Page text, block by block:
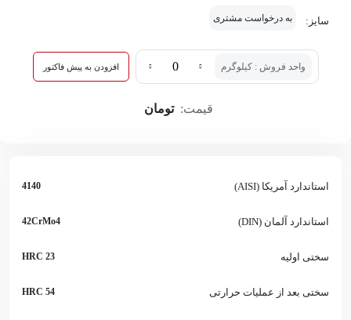
سایز: به درخواست مشتری
قیمت: تومان
واحد فروش : کیلوگرم افزودن به پیش فاکتور
استاندارد آمریکا (AISI) 4140
استاندارد آلمان (DIN) 42CrMo4
سختی اولیه 23 HRC
سختی بعد از عملیات حرارتی 54 HRC